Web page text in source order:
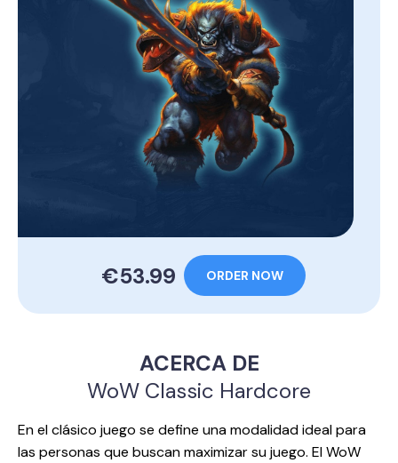
€53.99 ORDER NOW
ACERCA DE
WoW Classic Hardcore
En el clásico juego se define una modalidad ideal para
las personas que buscan maximizar su juego. El WoW